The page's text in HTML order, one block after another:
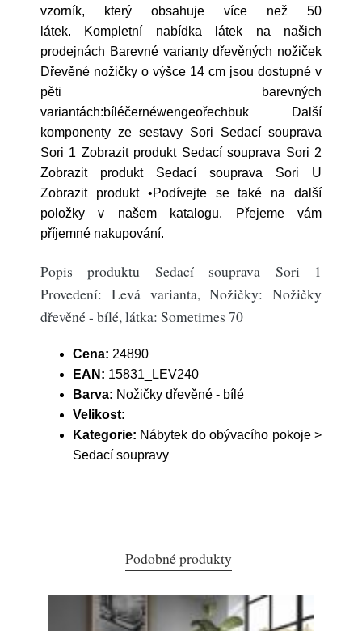
vzorník, který obsahuje více než 50
látek. Kompletní nabídka látek na našich
prodejnách Barevné varianty dřevěných nožiček
Dřevěné nožičky o výšce 14 cm jsou dostupné v
pěti barevných
variantách:bíléčernéwengeořechbuk Další
komponenty ze sestavy Sori Sedací souprava
Sori 1 Zobrazit produkt Sedací souprava Sori 2
Zobrazit produkt Sedací souprava Sori U
Zobrazit produkt •Podívejte se také na další
položky v našem katalogu. Přejeme vám
příjemné nakupování.
Popis produktu Sedací souprava Sori 1
Provedení: Levá varianta, Nožičky: Nožičky
dřevěné - bílé, látka: Sometimes 70
Cena: 24890
EAN: 15831_LEV240
Barva: Nožičky dřevěné - bílé
Velikost:
Kategorie: Nábytek do obývacího pokoje >
Sedací soupravy
Podobné produkty